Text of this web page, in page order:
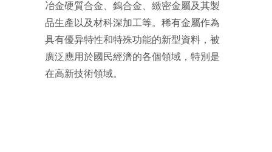
冶金硬質合金、鎢合金、緻密金屬及其製
品生產以及材科深加工等。稀有金屬作為
具有優异特性和特殊功能的新型資料，被
廣泛應用於國民經濟的各個領域，特別是
在高新技術領域。